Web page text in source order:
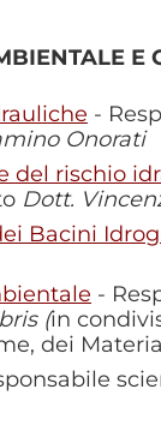
E
-
Onorati
del rischio
Dott.
Bacini
-
(in
dei